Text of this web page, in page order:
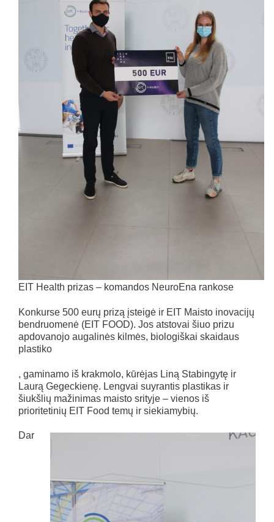
EIT Health prizas – komandos NeuroEna rankose
Konkurse 500 eurų prizą įsteigė ir EIT Maisto inovacijų
bendruomenė (EIT FOOD). Jos atstovai šiuo prizu
apdovanojo augalinės kilmės, biologiškai skaidaus
plastiko
, gaminamo iš krakmolo, kūrėjas Liną Stabingytę ir
Laurą Gegeckienę. Lengvai suyrantis plastikas ir
šiukšlių mažinimas maisto srityje – vienos iš
prioritetinių EIT Food temų ir siekiamybių.
Dar